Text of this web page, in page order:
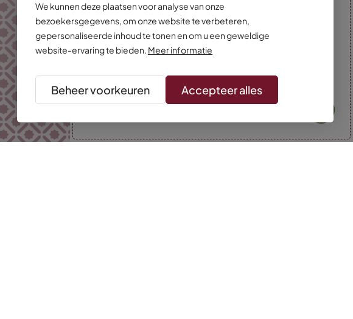
We kunnen deze plaatsen voor analyse van onze
bezoekersgegevens, om onze website te verbeteren,
gepersonaliseerde inhoud te tonen en om u een geweldige
website-ervaring te bieden. Meer informatie
Beheer voorkeuren Accepteer alles